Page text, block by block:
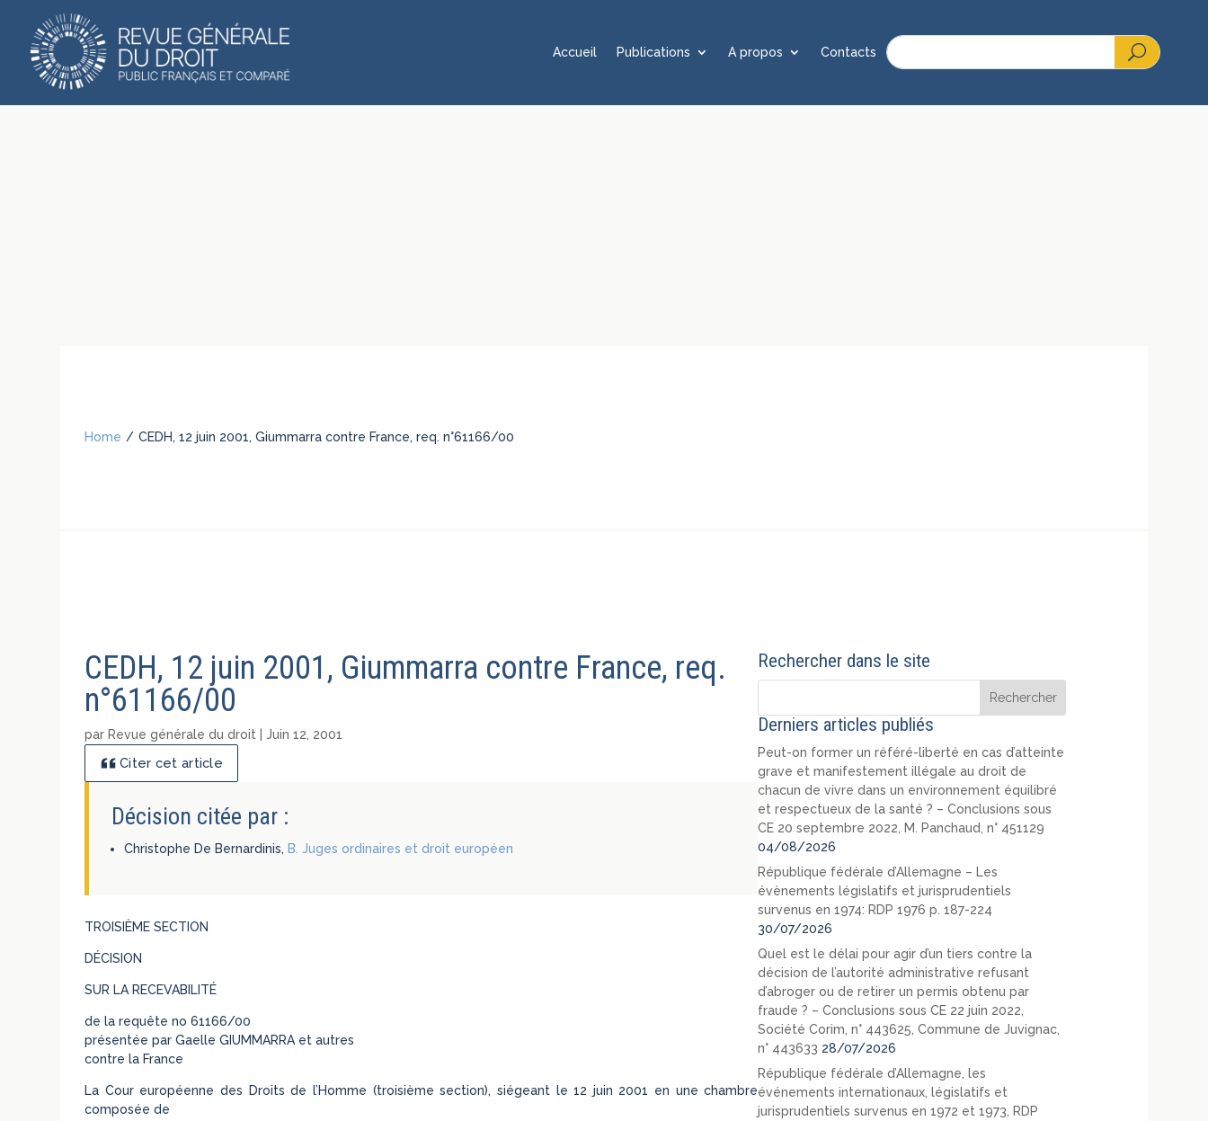
Accueil Publications A propos Contacts
Home / CEDH, 12 juin 2001, Giummarra contre France, req. n°61166/00
CEDH, 12 juin 2001, Giummarra contre France, req.
n°61166/00
par Revue générale du droit |Juin 12, 2001
Citer cet article
Décision citée par :
Christophe De Bernardinis,B. Juges ordinaires et droit européen
TROISIÈME SECTION
DÉCISION
SUR LA RECEVABILITÉ
de la requête no 61166/00
présentée par Gaelle GIUMMARRA et autres
contre la France
La Cour européenne des Droits de l’Homme (troisième section), siégeant le 12 juin 2001 en une chambre
composée de
Rechercher dans le site
Derniers articles publiés
Peut-on former un référé-liberté en cas d’atteinte
grave et manifestement illégale au droit de
chacun de vivre dans un environnement équilibré
et respectueux de la santé ? – Conclusions sous
CE 20 septembre 2022, M. Panchaud, n° 451129
04/08/2026
République fédérale d’Allemagne – Les
évènements législatifs et jurisprudentiels
survenus en 1974: RDP 1976 p. 187-224
30/07/2026
Quel est le délai pour agir d’un tiers contre la
décision de l’autorité administrative refusant
d’abroger ou de retirer un permis obtenu par
fraude ? – Conclusions sous CE 22 juin 2022,
Société Corim, n° 443625, Commune de Juvignac,
n° 443633 28/07/2026
République fédérale d’Allemagne, les
événements internationaux, législatifs et
jurisprudentiels survenus en 1972 et 1973, RDP